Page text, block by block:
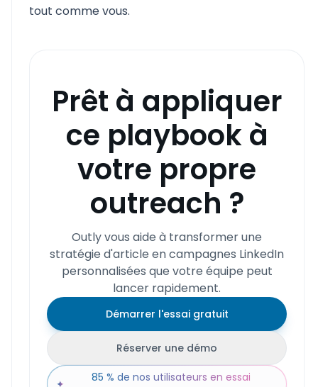
tout comme vous.
Prêt à appliquer
ce playbook à
votre propre
outreach ?
Outly vous aide à transformer une
stratégie d'article en campagnes LinkedIn
personnalisées que votre équipe peut
lancer rapidement.
Démarrer l'essai gratuit
Réserver une démo
✦
85 % de nos utilisateurs en essai